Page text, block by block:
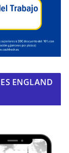
ENGLAND